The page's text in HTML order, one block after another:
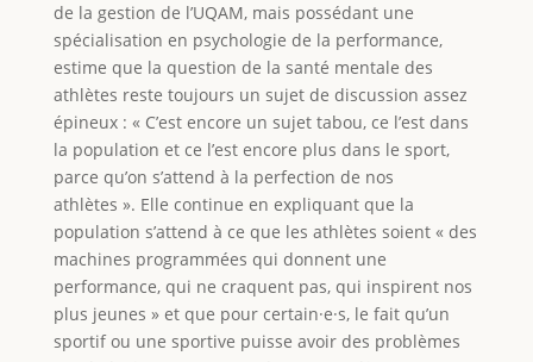
de la gestion de l’UQAM, mais possédant une
spécialisation en psychologie de la performance,
estime que la question de la santé mentale des
athlètes reste toujours un sujet de discussion assez
épineux : « C’est encore un sujet tabou, ce l’est dans
la population et ce l’est encore plus dans le sport,
parce qu’on s’attend à la perfection de nos
athlètes ». Elle continue en expliquant que la
population s’attend à ce que les athlètes soient « des
machines programmées qui donnent une
performance, qui ne craquent pas, qui inspirent nos
plus jeunes » et que pour certain·e·s, le fait qu’un
sportif ou une sportive puisse avoir des problèmes